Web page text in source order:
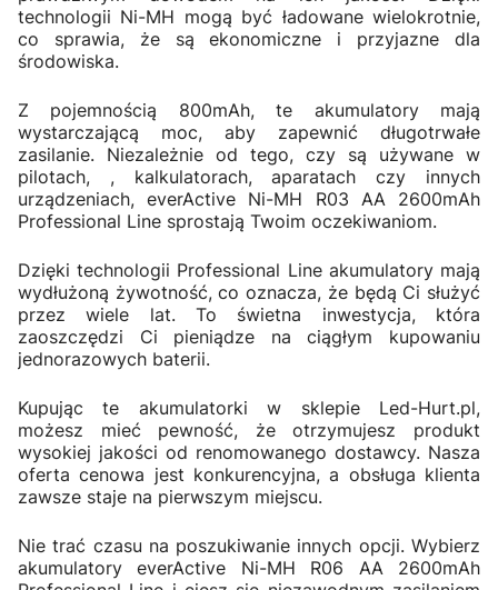
technologii Ni-MH mogą być ładowane wielokrotnie,
co sprawia, że są ekonomiczne i przyjazne dla
środowiska.
Z pojemnością 800mAh, te akumulatory mają
wystarczającą moc, aby zapewnić długotrwałe
zasilanie. Niezależnie od tego, czy są używane w
pilotach, , kalkulatorach, aparatach czy innych
urządzeniach, everActive Ni-MH R03 AA 2600mAh
Professional Line sprostają Twoim oczekiwaniom.
Dzięki technologii Professional Line akumulatory mają
wydłużoną żywotność, co oznacza, że będą Ci służyć
przez wiele lat. To świetna inwestycja, która
zaoszczędzi Ci pieniądze na ciągłym kupowaniu
jednorazowych baterii.
Kupując te akumulatorki w sklepie Led-Hurt.pl,
możesz mieć pewność, że otrzymujesz produkt
wysokiej jakości od renomowanego dostawcy. Nasza
oferta cenowa jest konkurencyjna, a obsługa klienta
zawsze staje na pierwszym miejscu.
Nie trać czasu na poszukiwanie innych opcji. Wybierz
akumulatory everActive Ni-MH R06 AA 2600mAh